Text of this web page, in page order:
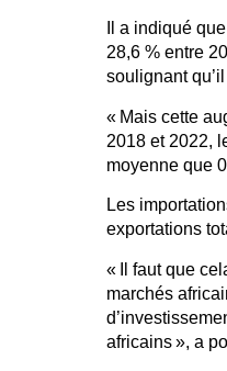
Il a indiqué
28,6 % entre
soulignant
« Mais cette
2018 et 2022,
moyenne que
Les
exportations
« Il faut que
marchés
africains », a